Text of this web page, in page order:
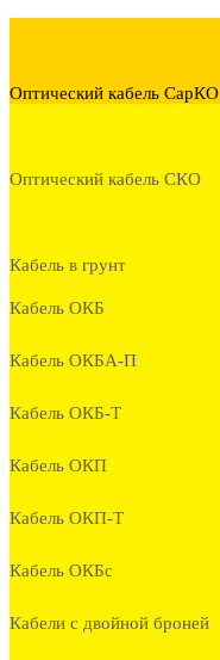
Оптический кабель СарКО
Оптический кабель СКО
Кабель в грунт
Кабель ОКБ
Кабель ОКБА-П
Кабель ОКБ-Т
Кабель ОКП
Кабель ОКП-Т
Кабель ОКБc
Кабели с двойной броней